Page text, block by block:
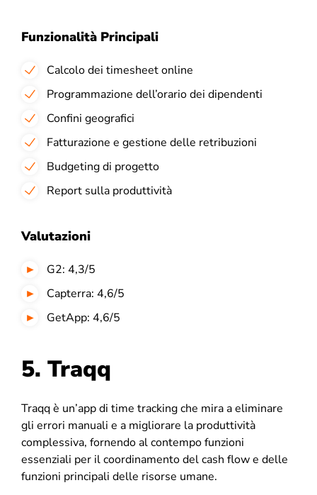
Funzionalità Principali
Calcolo dei timesheet online
Programmazione dell’orario dei dipendenti
Confini geografici
Fatturazione e gestione delle retribuzioni
Budgeting di progetto
Report sulla produttività
Valutazioni
G2: 4,3/5
Capterra: 4,6/5
GetApp: 4,6/5
5. Traqq
Traqq è un’app di time tracking che mira a eliminare
gli errori manuali e a migliorare la produttività
complessiva, fornendo al contempo funzioni
essenziali per il coordinamento del cash flow e delle
funzioni principali delle risorse umane.